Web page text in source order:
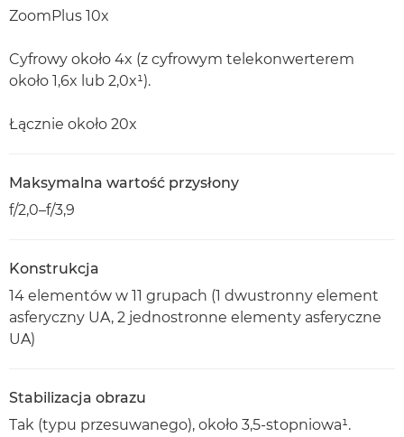
ZoomPlus 10x
Cyfrowy około 4x (z cyfrowym telekonwerterem
około 1,6x lub 2,0x¹).
Łącznie około 20x
Maksymalna wartość przysłony
f/2,0–f/3,9
Konstrukcja
14 elementów w 11 grupach (1 dwustronny element
asferyczny UA, 2 jednostronne elementy asferyczne
UA)
Stabilizacja obrazu
Tak (typu przesuwanego), około 3,5-stopniowa¹.